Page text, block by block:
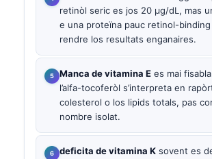
retinòl seric es jos 20 µg/dL, mas
e una proteïna pauc retinol-
rendre los resultats enganaires.
Manca de vitamina E es mai
l’alfa-tocoferòl s’interpreta en
colesterol o los lipids totals, pas
nombre isolat.
deficita de vitamina K sovent es